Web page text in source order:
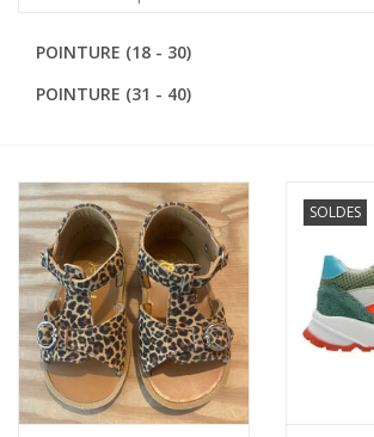
SOFTSOLES
Cartes-cadeaux
MESUREZ LES PIEDS!
#MYCLIENTSARETHECUTEST
POINTURE (18 - 30)
POINTURE (31 - 40)
SOLDES